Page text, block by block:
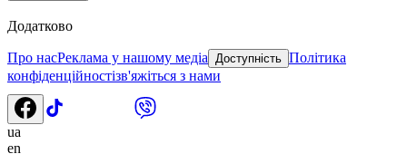
Додатково
Про насРеклама у нашому медіа Доступність Політика
конфіденційностізв'яжіться з нами
ua
en